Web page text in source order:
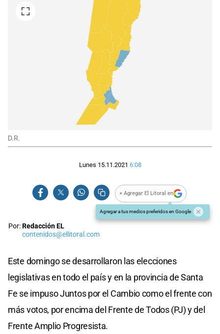
D.R.
Lunes 15.11.2021 6:08
+ Agregar El Litoral en
Agregar a tus medios preferidos en Google
Por:Redacción EL
contenidos@ellitoral.com
Este domingo se desarrollaron las elecciones
legislativas en todo el país y en la provincia de Santa
Fe se impuso Juntos por el Cambio como el frente con
más votos, por encima del Frente de Todos (PJ) y del
Frente Amplio Progresista.